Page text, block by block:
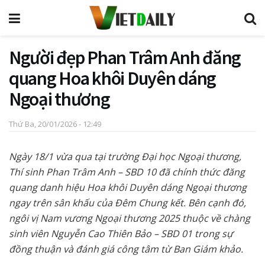
Người đẹp Phan Trâm Anh đăng
quang Hoa khôi Duyên dáng
Ngoại thương
Thứ Ba, 20/01/2026 - 12:49
Ngày 18/1 vừa qua tại trường Đại học Ngoại thương,
Thí sinh Phan Trâm Anh – SBD 10 đã chính thức đăng
quang danh hiệu Hoa khôi Duyên dáng Ngoại thương
ngay trên sân khấu của Đêm Chung kết. Bên cạnh đó,
ngôi vị Nam vương Ngoại thương 2025 thuộc về chàng
sinh viên Nguyễn Cao Thiên Bảo – SBD 01 trong sự
đồng thuận và đánh giá công tâm từ Ban Giám khảo.